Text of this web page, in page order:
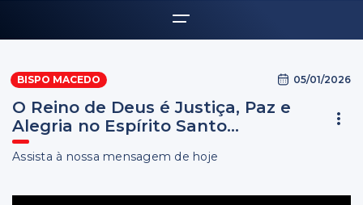
Biografia
Multimídia
Palavra Amiga
BISPO MACEDO 05/01/2026
O Reino de Deus é Justiça, Paz e
Alegria no Espírito Santo...
Assista à nossa mensagem de hoje